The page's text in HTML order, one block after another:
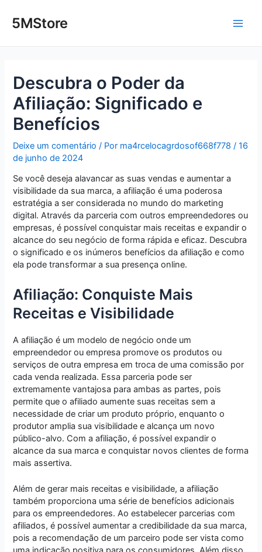
para5MStore
Descubra o Poder da
Afiliação: Significado e
Benefícios
Deixe um comentário / Por ma4rcelocagrdosof668f778/16
de junho de 2024
Se você deseja alavancar as suas vendas e aumentar a
visibilidade da sua marca, a afiliação é uma poderosa
estratégia a ser considerada no mundo do marketing
digital. Através da parceria com outros empreendedores ou
empresas, é possível conquistar mais receitas e expandir o
alcance do seu negócio de forma rápida e eficaz. Descubra
o significado e os inúmeros benefícios da afiliação e como
ela pode transformar a sua presença online.
Afiliação: Conquiste Mais
Receitas e Visibilidade
A afiliação é um modelo de negócio onde um
empreendedor ou empresa promove os produtos ou
serviços de outra empresa em troca de uma comissão por
cada venda realizada. Essa parceria pode ser
extremamente vantajosa para ambas as partes, pois
permite que o afiliado aumente suas receitas sem a
necessidade de criar um produto próprio, enquanto o
produtor amplia sua visibilidade e alcança um novo
público-alvo. Com a afiliação, é possível expandir o
alcance da sua marca e conquistar novos clientes de forma
mais assertiva.
Além de gerar mais receitas e visibilidade, a afiliação
também proporciona uma série de benefícios adicionais
para os empreendedores. Ao estabelecer parcerias com
afiliados, é possível aumentar a credibilidade da sua marca,
pois a recomendação de um parceiro pode ser vista como
navigation